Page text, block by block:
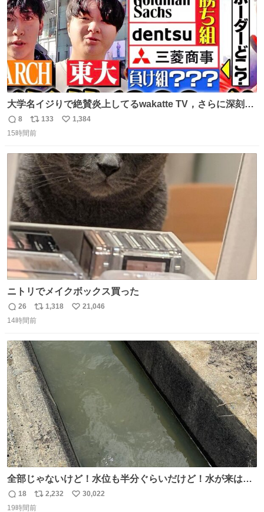
大学名イジりで絶賛炎上してるwakatte TV，さらに深刻な
問題はこっちでは？ ・都内の特定企業に入るのを極度に推
奨し，それ以外の地域で堅実に生きるのを周縁化する ・恋
化する ・院生が研究環境を求め他大学に移るのを批判する
過去例↓
返
信
8
リ
ポ
ト
数
133
い
数
1,384
15時間前
ニトリでメイクボックス買った
返
信
26
リ
ポ
ト
数
1,318
い
21,046
14時間前
全部じゃないけど！水位も半分ぐらいだけど！水が来はじ
めたよ！！！ 作業してくれた方々ありがとーーー
ー！！！！！！！！！！！！！！！！！！！！！！！！！
返
18
リ
2,232
い
30,022
19時間前